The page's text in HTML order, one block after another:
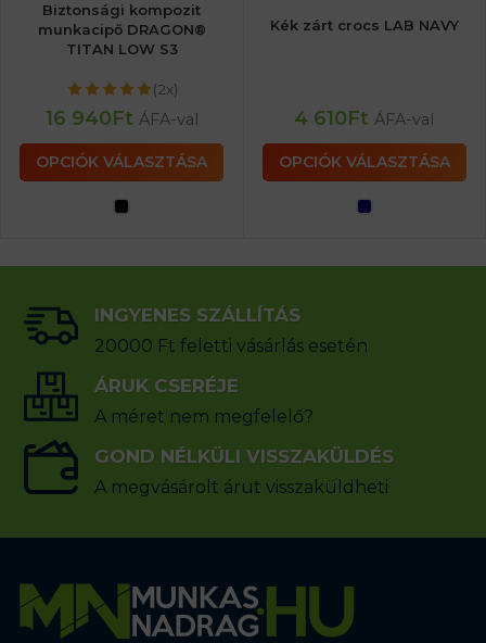
Biztonsági kompozit
munkacipő DRAGON®
TITAN LOW S3
(2x)
16 940Ft ÁFA-val
OPCIÓK VÁLASZTÁSA
Kék zárt crocs LAB NAVY
4 610Ft ÁFA-val
OPCIÓK VÁLASZTÁSA
INGYENES SZÁLLÍTÁS
20000 Ft feletti vásárlás esetén
ÁRUK CSERÉJE
A méret nem megfelelő?
GOND NÉLKÜLI VISSZAKÜLDÉS
A megvásárolt árut visszaküldheti